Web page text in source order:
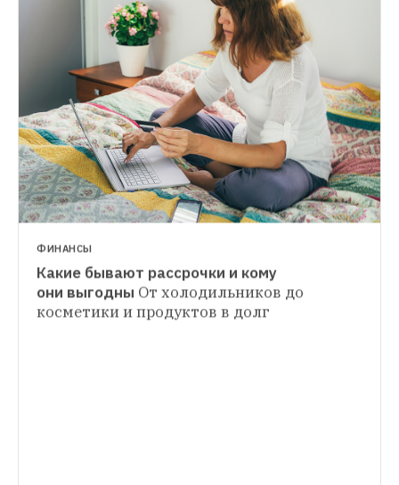
ЛИЧНЫЕ ФИНАНСЫ
ФИНАНСЫ
Скидки, за которые надо платить: Почему
программы лояльности превратились
ФИНАНСЫ
Какие бывают рассрочки и кому
они выгодны От холодильников до
косметики и продуктов в долг